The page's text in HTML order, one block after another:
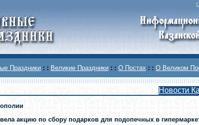
Праздники : : Великие Праздники : : О Постах : : О Великом
Новости
акцию по сбору подарков для подопечных в